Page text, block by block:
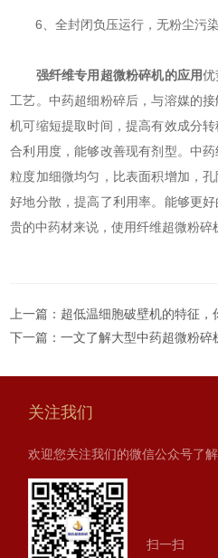
6、全封闭负压运行，无粉尘污染
强纤维专用超微粉碎机的应用优
工艺。中药超细粉碎后，与溶媒的
机可缩短提取时间，提高有效成分
合利用度，能够改善现有剂型。中
粒度加细微均匀，比表面积增加，
好地分散，提高了利用率。能够更
贵的中药材来说，使用纤维超微粉碎
上一篇： 超低温细胞破壁机的特征，
下一篇：一文了解大型中药超微粉碎
关注我们
欢迎您关注我们的微信公众号了解
扫一扫